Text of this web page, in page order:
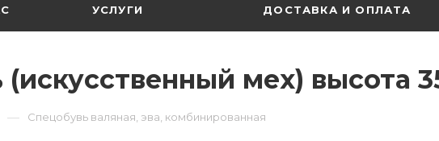
УСЛУГИ ДОСТАВКА И ОПЛАТА
мех) высота
— Спецобувь валяная, эва, комбинированная